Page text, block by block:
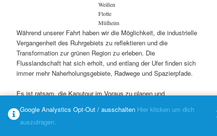
Weißen
Flotte
Mülheim
Während unserer Fahrt haben wir die Möglichkeit, die industrielle
Vergangenheit des Ruhrgebiets zu reflektieren und die
Transformation zur grünen Region zu erleben. Die
Flusslandschaft hat sich erholt, und entlang der Ufer finden sich
immer mehr Naherholungsgebiete, Radwege und Spazierpfade.
Es ist ratsam, die Kanutour im Voraus zu planen und
verfügt.
Google Analystics Opt-Out / ausschalten Hier klicken um dich
auszutragen.